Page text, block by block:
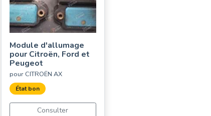
Module d'allumage
pour Citroën, Ford et
Peugeot
pour CITROËN AX
État bon
Consulter